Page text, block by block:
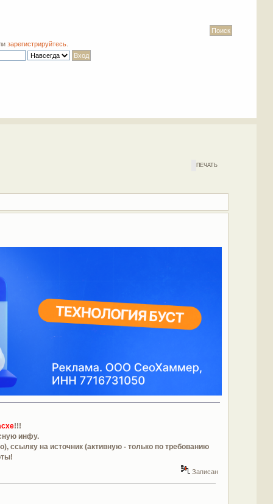
зарегистрируйтесь
ПЕЧАТЬ
!!!
инфу.
ссылку на источник (активную - только по требованию
Записан